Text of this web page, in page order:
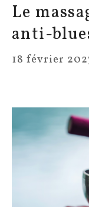
Le
anti-
18 février